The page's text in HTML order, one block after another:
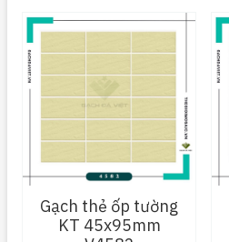
Gạch thẻ ốp tường
KT 45x95mm